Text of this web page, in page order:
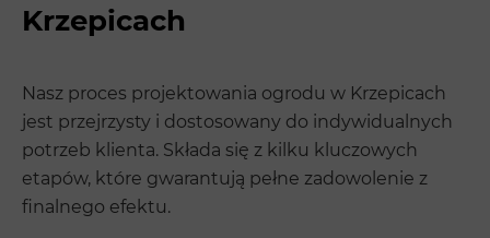
Krzepicach
Nasz proces projektowania ogrodu w Krzepicach
jest przejrzysty i dostosowany do indywidualnych
potrzeb klienta. Składa się z kilku kluczowych
etapów, które gwarantują pełne zadowolenie z
finalnego efektu.